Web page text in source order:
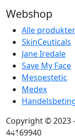
Webshop
Alle produkter
SkinCeuticals
Jane Iredale
Save My Face
Mesoestetic
Medex
Copyright © 2023
44169940